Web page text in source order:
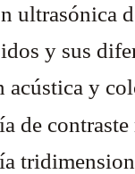
ultrasónica
y sus
y
de